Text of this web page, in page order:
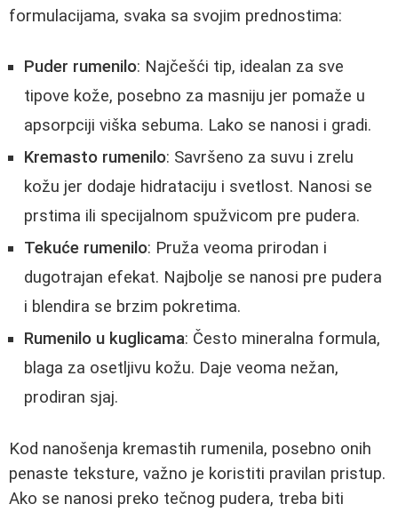
formulacijama, svaka sa svojim prednostima:
Puder rumenilo: Najčešći tip, idealan za sve
tipove kože, posebno za masniju jer pomaže u
apsorpciji viška sebuma. Lako se nanosi i gradi.
Kremasto rumenilo: Savršeno za suvu i zrelu
kožu jer dodaje hidrataciju i svetlost. Nanosi se
prstima ili specijalnom spužvicom pre pudera.
Tekuće rumenilo: Pruža veoma prirodan i
dugotrajan efekat. Najbolje se nanosi pre pudera
i blendira se brzim pokretima.
Rumenilo u kuglicama: Često mineralna formula,
blaga za osetljivu kožu. Daje veoma nežan,
prodiran sjaj.
Kod nanošenja kremastih rumenila, posebno onih
penaste teksture, važno je koristiti pravilan pristup.
Ako se nanosi preko tečnog pudera, treba biti